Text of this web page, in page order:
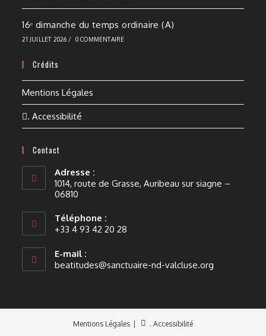
16ᵉ dimanche du temps ordinaire (A)
21 JUILLET 2026 / 0 COMMENTAIRE
Crédits
Mentions Légales
. Accessibilité
Contact
Adresse :
1014, route de Grasse, Auribeau sur siagne –
06810
Téléphone :
+33 4 93 42 20 28
E-mail :
beatitudes@sanctuaire-nd-valcluse.org
Mentions Légales . Accessibilité